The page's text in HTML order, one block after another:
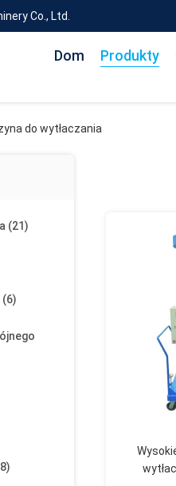
Co., Ltd.
Dom Produkty
do wytłaczania
(21)
(6)